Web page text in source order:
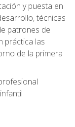
y puesta en
técnicas
patrones de
práctica las
de la primera